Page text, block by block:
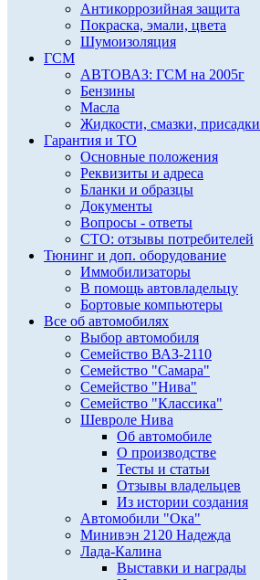
Антикоррозийная защита
Покраска, эмали, цвета
Шумоизоляция
ГСМ
АВТОВАЗ: ГСМ на 2005г
Бензины
Масла
Жидкости, смазки, присадки
Гарантия и ТО
Основные положения
Реквизиты и адреса
Бланки и образцы
Документы
Вопросы - ответы
СТО: отзывы потребителей
Тюнинг и доп. оборудование
Иммобилизаторы
В помощь автовладельцу
Бортовые компьютеры
Все об автомобилях
Выбор автомобиля
Семейство ВАЗ-2110
Семейство "Самара"
Семейство "Нива"
Семейство "Классика"
Шевроле Нива
Об автомобиле
О производстве
Тесты и статьи
Отзывы владельцев
Из истории создания
Автомобили "Ока"
Минивэн 2120 Надежда
Лада-Калина
Выставки и награды